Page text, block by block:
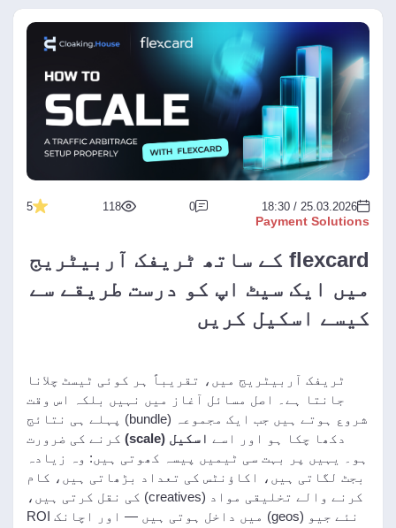
Payment Solutions
25.03.2026 / 18:30
0
118
5
flexcard کے ساتھ ٹریفک آربیٹریج
میں ایک سیٹ اپ کو درست طریقے سے
کیسے اسکیل کریں
ٹریفک آربیٹریج میں، تقریباً ہر کوئی ٹیسٹ چلانا
جانتا ہے۔ اصل مسائل آغاز میں نہیں بلکہ اس وقت
شروع ہوتے ہیں جب ایک مجموعہ (bundle) پہلے ہی نتائج
دکھا چکا ہو اور اسے اسکیل (scale)
کرنے کی ضرورت
ہو۔ یہیں پر بہت سی ٹیمیں پیسہ کھوتی ہیں: وہ زیادہ
بجٹ لگاتی ہیں، اکاؤنٹس کی تعداد بڑھاتی ہیں، کام
کرنے والے تخلیقی مواد (creatives) کی نقل کرتی ہیں،
نئے جیو (geos) میں داخل ہوتی ہیں — اور اچانک ROI